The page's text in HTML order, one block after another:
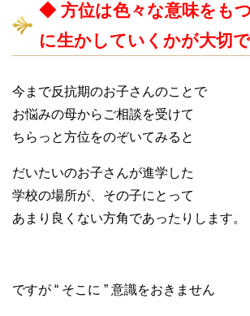
◆ 方位は色々な意味をも
に生かしていくかが大切で
今まで反抗期のお子さんのことで
お悩みの母からご相談を受けて
ちらっと方位をのぞいてみると
だいたいのお子さんが進学した
学校の場所が、その子にとって
あまり良くない方角であったりします。
ですが “ そこに ” 意識をおきません